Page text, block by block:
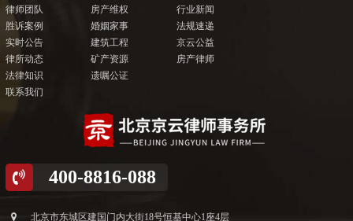
律师团队
胜诉案例
实时公告
律所动态
法律知识
联系我们
房产维权
婚姻家事
建筑工程
矿产资源
遗嘱公证
行业新闻
法规速递
京云公益
房产律师
400-8816-088
北京市东城区建国门内大街18号恒基中心1座4层